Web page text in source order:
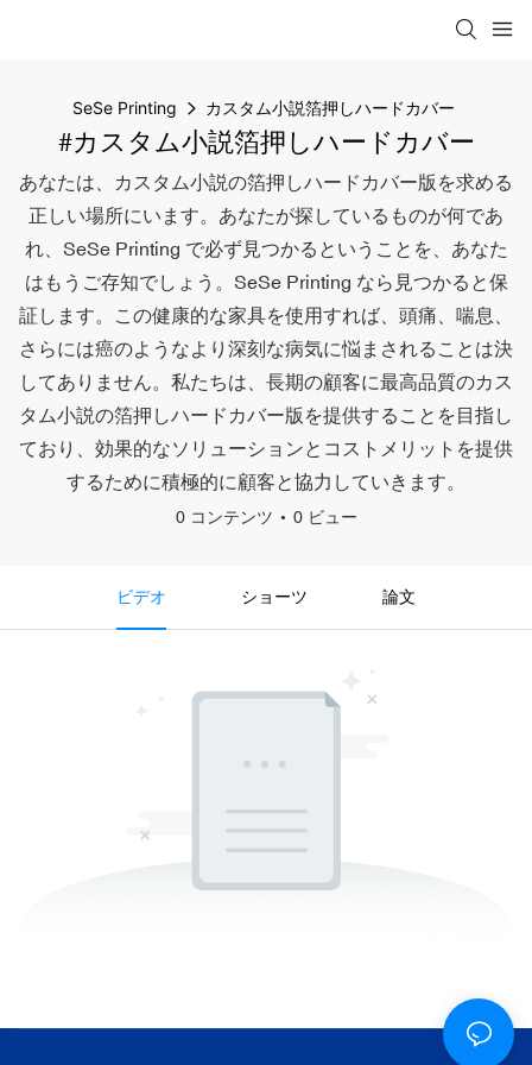
SeSe Printing カスタム小説箔押しハードカバー
#カスタム小説箔押しハードカバー
あなたは、カスタム小説の箔押しハードカバー版を求める
正しい場所にいます。あなたが探しているものが何であ
れ、SeSe Printing で必ず見つかるということを、あなた
はもうご存知でしょう。SeSe Printing なら見つかると保
証します。この健康的な家具を使用すれば、頭痛、喘息、
さらには癌のようなより深刻な病気に悩まされることは決
してありません。私たちは、長期の顧客に最高品質のカス
タム小説の箔押しハードカバー版を提供することを目指し
ており、効果的なソリューションとコストメリットを提供
するために積極的に顧客と協力していきます。
0 コンテンツ 0 ビュー
ビデオ ショーツ 論文